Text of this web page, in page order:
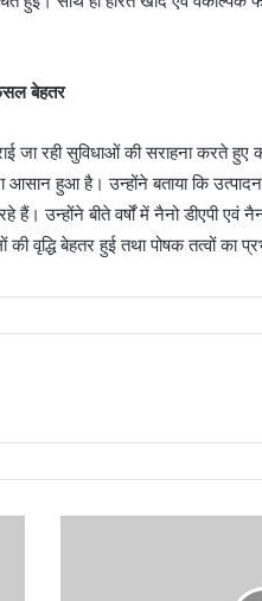
बेहतर
जा रही सुविधाओं की सराहना करते
हुआ है। उन्होंने बताया कि
उन्होंने बीते वर्षों में नैनो डीएपी एवं
वृद्धि बेहतर हुई तथा पोषक तत्वों का